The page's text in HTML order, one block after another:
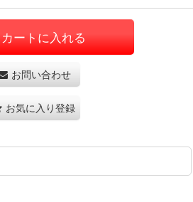
カートに入れる
お問い合わせ
お気に入り登録